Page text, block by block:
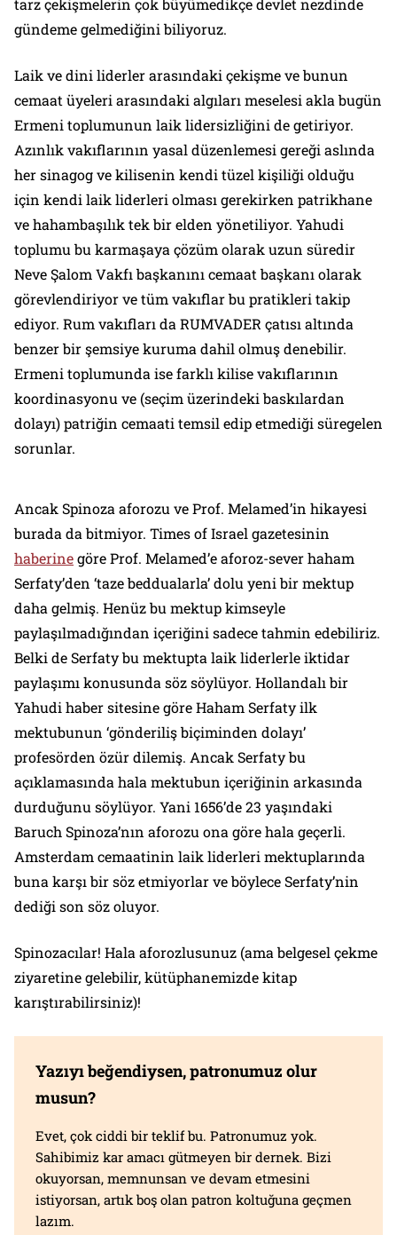
tarz çekişmelerin çok büyümedikçe devlet nezdinde
gündeme gelmediğini biliyoruz.
Laik ve dini liderler arasındaki çekişme ve bunun
cemaat üyeleri arasındaki algıları meselesi akla bugün
Ermeni toplumunun laik lidersizliğini de getiriyor.
Azınlık vakıflarının yasal düzenlemesi gereği aslında
her sinagog ve kilisenin kendi tüzel kişiliği olduğu
için kendi laik liderleri olması gerekirken patrikhane
ve hahambaşılık tek bir elden yönetiliyor. Yahudi
toplumu bu karmaşaya çözüm olarak uzun süredir
Neve Şalom Vakfı başkanını cemaat başkanı olarak
görevlendiriyor ve tüm vakıflar bu pratikleri takip
ediyor. Rum vakıfları da RUMVADER çatısı altında
benzer bir şemsiye kuruma dahil olmuş denebilir.
Ermeni toplumunda ise farklı kilise vakıflarının
koordinasyonu ve (seçim üzerindeki baskılardan
dolayı) patriğin cemaati temsil edip etmediği süregelen
sorunlar.
Ancak Spinoza aforozu ve Prof. Melamed’in hikayesi
burada da bitmiyor. Times of Israelgazetesinin
haberinegöre Prof. Melamed’e aforoz-sever haham
Serfaty’den ‘taze beddualarla’ dolu yeni bir mektup
daha gelmiş. Henüz bu mektup kimseyle
paylaşılmadığından içeriğini sadece tahmin edebiliriz.
Belki de Serfaty bu mektupta laik liderlerle iktidar
paylaşımı konusunda söz söylüyor. Hollandalı bir
Yahudi haber sitesine göre Haham Serfaty ilk
mektubunun ‘gönderiliş biçiminden dolayı’
profesörden özür dilemiş. Ancak Serfaty bu
açıklamasında hala mektubun içeriğinin arkasında
durduğunu söylüyor. Yani 1656’de 23 yaşındaki
Baruch Spinoza’nın aforozu ona göre hala geçerli.
Amsterdam cemaatinin laik liderleri mektuplarında
buna karşı bir söz etmiyorlar ve böylece Serfaty’nin
dediği son söz oluyor.
Spinozacılar! Hala aforozlusunuz (ama belgesel çekme
ziyaretine gelebilir, kütüphanemizde kitap
karıştırabilirsiniz)!
Yazıyı beğendiysen, patronumuz olur
musun?
Evet, çok ciddi bir teklif bu. Patronumuz yok.
Sahibimiz kar amacı gütmeyen bir dernek. Bizi
okuyorsan, memnunsan ve devam etmesini
istiyorsan, artık boş olan patron koltuğuna geçmen
lazım.